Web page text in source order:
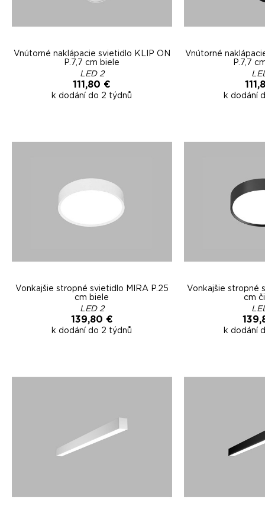
Vnútorné naklápacie svietidlo KLIP ON
P.7,7 cm biele
LED 2
111,80 €
k dodání do 2 týdnů
Vnútorné
P.7,7
k dodání
Vonkajšie stropné svietidlo MIRA P.25
cm biele
LED 2
139,80 €
k dodání do 2 týdnů
Vonkajšie stropné
cm
k dodání